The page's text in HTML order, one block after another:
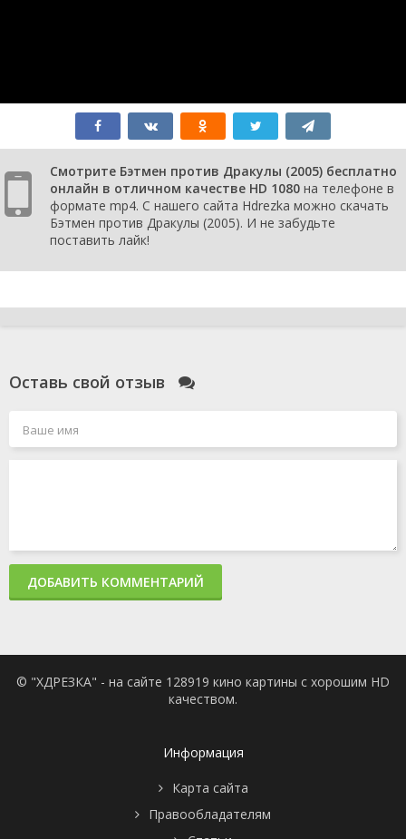
Смотрите Бэтмен против Дракулы (2005) бесплатно
онлайн в отличном качестве HD 1080 на телефоне в
формате mp4. С нашего сайта Hdrezka можно скачать
Бэтмен против Дракулы (2005). И не забудьте
поставить лайк!
Оставь свой отзыв
ДОБАВИТЬ КОММЕНТАРИЙ
© "ХДРЕЗКА" - на сайте 128919 кино картины с хорошим HD
качеством.
Информация
Карта сайта
Правообладателям